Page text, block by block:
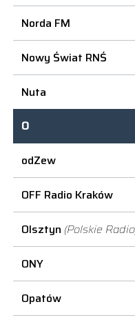
Norda FM
Nowy Świat RNŚ
Nuta
O
odZew
OFF Radio Kraków
Olsztyn (Polskie
ONY
Opatów